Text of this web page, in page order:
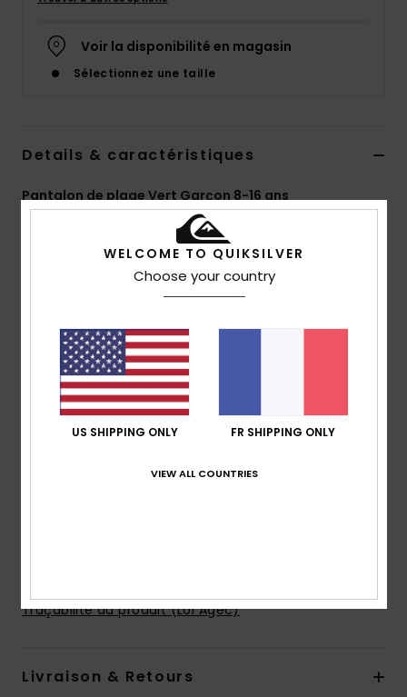
Voir la disponibilité en magasin
Sélectionnez une taille
Details & caractéristiques
Pantalon de plage Vert Garçon 8-16 ans
Code couleur
Caractéristiques
Matière :Matière stretch en sergé de coton
biologique
Délavage :délavage aux enzymes
Coupe :coupe Straight fit droite
Taille :Taille ajustable
Traçabilité du produit (Loi Agec)
Livraison & Retours
WELCOME TO QUIKSILVER
Choose your country
US SHIPPING ONLY FR SHIPPING ONLY
VIEW ALL COUNTRIES